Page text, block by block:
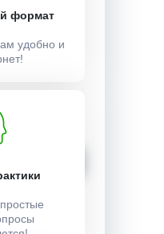
формат
удобно и